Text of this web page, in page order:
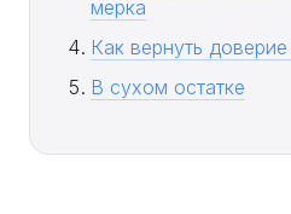
мерка
Как вернуть
В сухом остатке